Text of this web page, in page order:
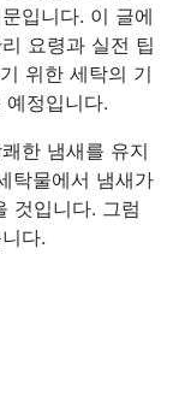
입니다. 이 글에
요령과 실전 팁
위한 세탁의 기
정입니다.
한 냄새를 유지
탁물에서 냄새가
것입니다. 그럼
다.